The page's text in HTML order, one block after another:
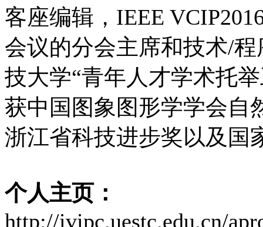
客座编辑，IEEE
会议的分会主席和技术/
技大学“青年人才学术托
获中国图象图形学学会自
浙江省科技进步奖以及国
个人主页：
http://ivipc.uestc.edu.cn/